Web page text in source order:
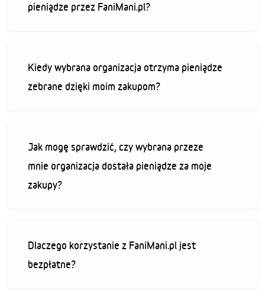
pieniądze przez FaniMani.pl?
Kiedy wybrana organizacja otrzyma pieniądze
zebrane dzięki moim zakupom?
Jak mogę sprawdzić, czy wybrana przeze
mnie organizacja dostała pieniądze za moje
zakupy?
Dlaczego korzystanie z FaniMani.pl jest
bezpłatne?